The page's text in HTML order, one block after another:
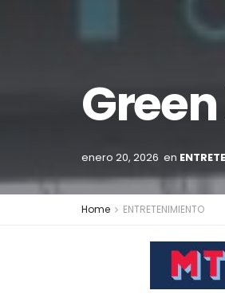
enero 20, 2026 en
Home ENTRETENIMIENTO